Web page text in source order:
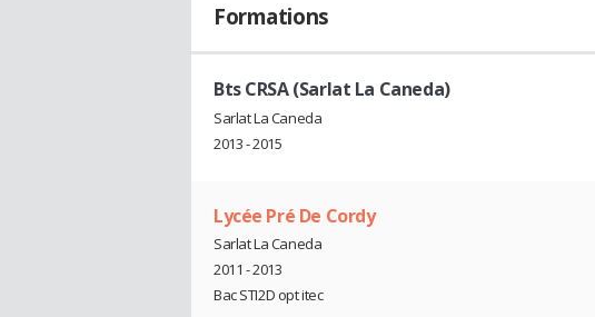
Formations
Bts CRSA (Sarlat La Caneda)
Sarlat La Caneda
2013 - 2015
Lycée Pré De Cordy
Sarlat La Caneda
2011 - 2013
Bac STI2D opt itec